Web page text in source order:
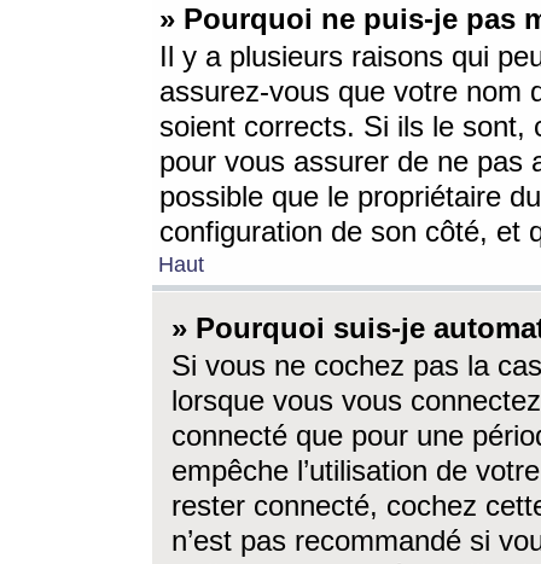
» Pourquoi ne puis-je pas
Il y a plusieurs raisons qui
assurez-vous que votre nom
soient corrects. Si ils le sont,
pour vous assurer de ne pas
possible que le propriétaire
configuration de son côté, et
Haut
» Pourquoi suis-je
Si vous ne cochez pas la
lorsque vous vous
connecté que pour une
empêche l’utilisation de
rester connecté, cochez
n’est pas recommandé si